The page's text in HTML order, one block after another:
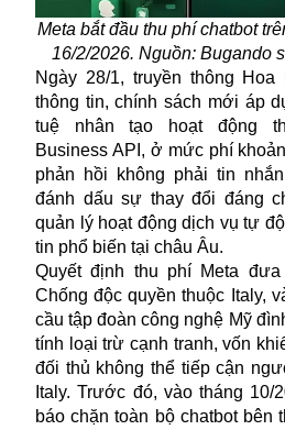
Meta bắt đầu thu phí chatbot
16/2/2026. Nguồn: Bugando
Ngày 28/1, truyền thông Hoa
thông tin, chính sách mới áp
tuệ nhân tạo hoạt động
Business API, ở mức phí
phản hồi không phải tin
đánh dấu sự thay đổi đáng
quản lý hoạt động dịch vụ tự
tin phổ biến tại châu Âu.
Quyết định thu phí Meta
Chống độc quyền thuộc Italy,
cầu tập đoàn công nghệ Mỹ
tính loại trừ cạnh tranh, vốn
đối thủ không thể tiếp cận
Italy. Trước đó, vào tháng 10/
báo chặn toàn bộ chatbot bên